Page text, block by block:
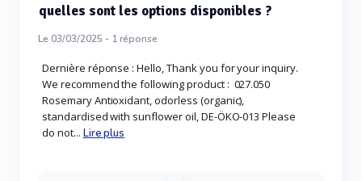
quelles sont les options disponibles ?
Le 03/03/2025 - 1réponse
Dernière réponse : Hello, Thank you for your inquiry.
We recommend the following product : 027.050
Rosemary Antioxidant, odorless (organic),
standardised with sunflower oil, DE-ÖKO-013 Please
do not... Lire plus